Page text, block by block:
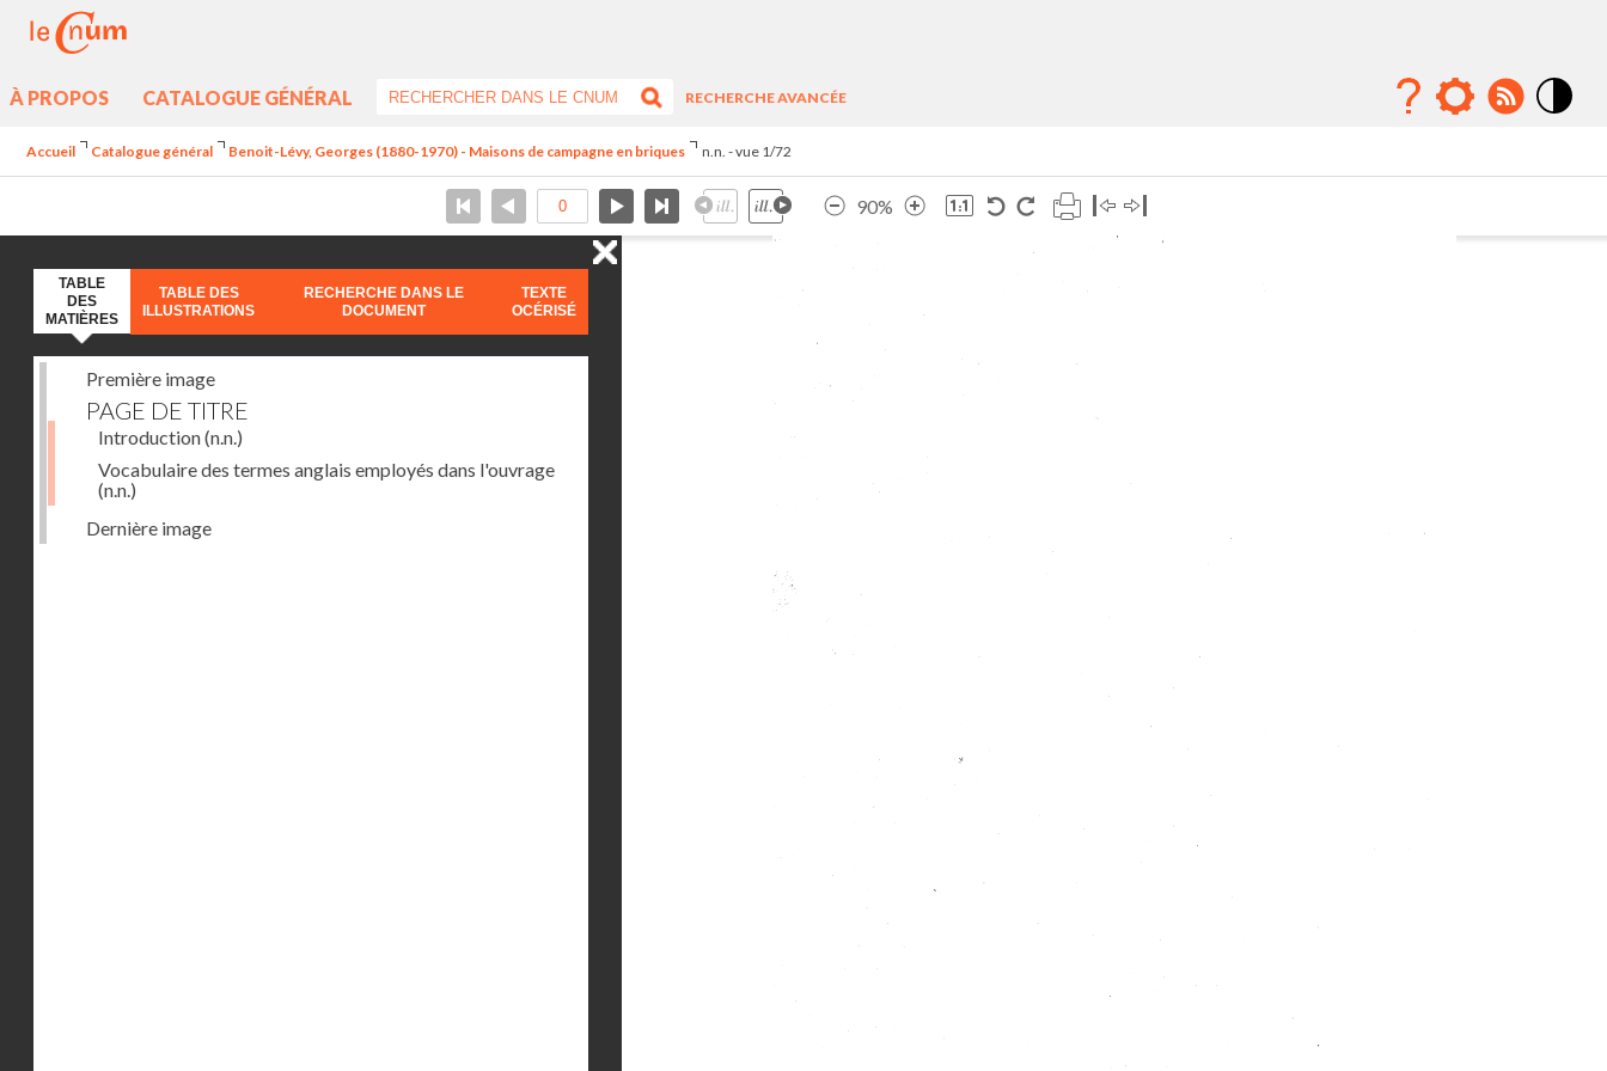
À PROPOS CATALOGUE GÉNÉRAL
RECHERCHE AVANCÉE
Accueil Catalogue général Benoit-Lévy, Georges (1880-1970) - Maisons de campagne en briques n.n. - vue 1/72
90%
TABLE
DES
MATIÈRES
TABLE DES
ILLUSTRATIONS
RECHERCHE DANS LE
DOCUMENT
TEXTE
OCÉRISÉ
Première image
PAGE DE TITRE
Introduction(n.n.)
Vocabulaire des termes anglais employés dans l'ouvrage
(n.n.)
Dernière image